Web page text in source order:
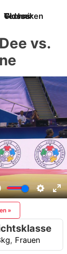
Techniken
Videos
Glossar
vs.
»
, Frauen